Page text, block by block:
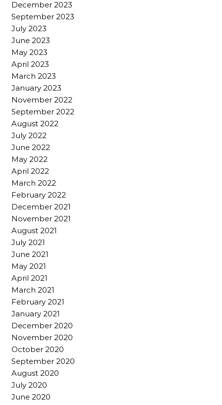
December 2023
September 2023
July 2023
June 2023
May 2023
April 2023
March 2023
January 2023
November 2022
September 2022
August 2022
July 2022
June 2022
May 2022
April 2022
March 2022
February 2022
December 2021
November 2021
August 2021
July 2021
June 2021
May 2021
April 2021
March 2021
February 2021
January 2021
December 2020
November 2020
October 2020
September 2020
August 2020
July 2020
June 2020